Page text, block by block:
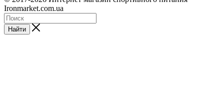
Ironmarket.com.ua
Найти